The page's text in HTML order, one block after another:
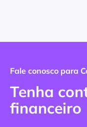
Fale conosco para
Tenha
financeiro